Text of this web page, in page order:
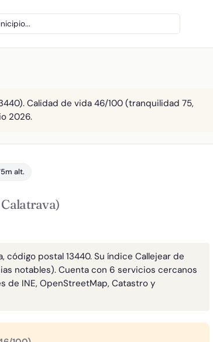
Calidad de vida 46/100 (tranquilidad 75,
2026.
alt.
código postal 13440. Su índice Callejear de
notables). Cuenta con 6 servicios cercanos
de INE, OpenStreetMap, Catastro y